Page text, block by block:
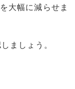
大幅に減らせま
ましょう。